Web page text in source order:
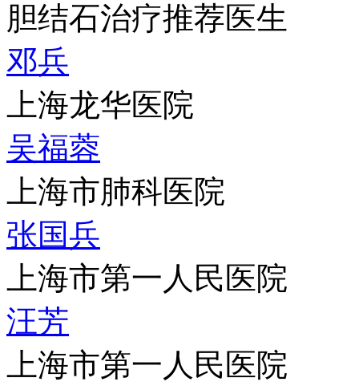
胆结石治疗推荐医生
邓兵
上海龙华医院
吴福蓉
上海市肺科医院
张国兵
上海市第一人民医院
汪芳
上海市第一人民医院